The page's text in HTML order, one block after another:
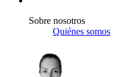
Sobre nosotros
Quiénes somos